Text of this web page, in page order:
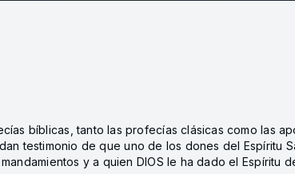
bíblicas, tanto las profecías clásicas como las
testimonio de que uno de los dones del Espíritu
y a quien DIOS le ha dado el Espíritu